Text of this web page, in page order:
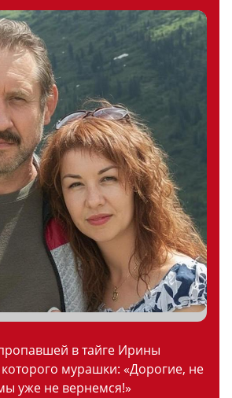
в тайге Ирины
мурашки: «Дорогие, не
уже не вернемся!»